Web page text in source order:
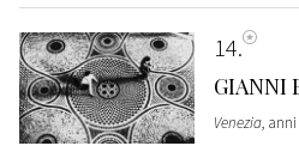
14
GIANNI
Venezia, anni